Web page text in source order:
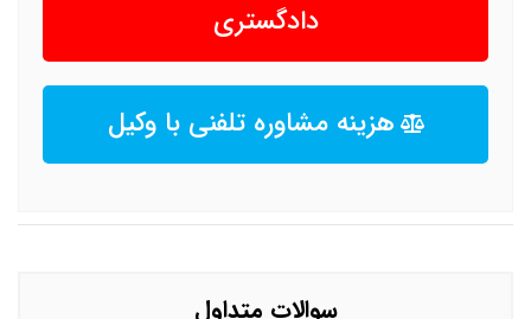
دادگستری
هزینه مشاوره تلفنی با وکیل
سوالات متداول